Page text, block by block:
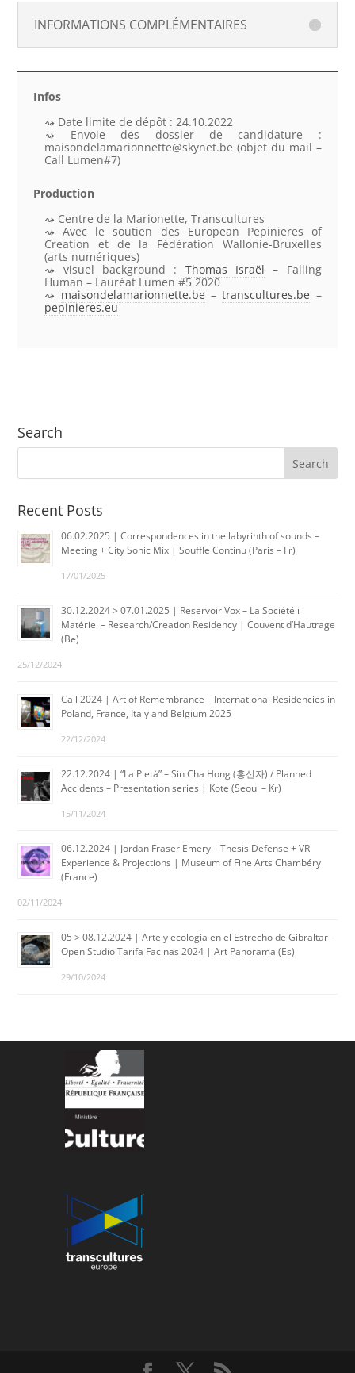
INFORMATIONS COMPLÉMENTAIRES
Infos
Date limite de dépôt : 24.10.2022
Envoie des dossier de candidature :
maisondelamarionnette@skynet.be (objet du mail –
Call Lumen#7)
Production
Centre de la Marionette, Transcultures
Avec le soutien des European Pepinieres of
Creation et de la Fédération Wallonie-Bruxelles
(arts numériques)
visuel background : Thomas Israël – Falling
Human – Lauréat Lumen #5 2020
maisondelamarionnette.be –transcultures.be –
pepinieres.eu
Search
Recent Posts
06.02.2025 | Correspondences in the labyrinth of sounds –
Meeting + City Sonic Mix | Souffle Continu (Paris – Fr)
17/01/2025
30.12.2024 > 07.01.2025 | Reservoir Vox – La Société i
Matériel – Research/Creation Residency | Couvent d’Hautrage
(Be)
25/12/2024
Call 2024 | Art of Remembrance – International Residencies in
Poland, France, Italy and Belgium 2025
22/12/2024
22.12.2024 | “La Pietà” – Sin Cha Hong (홍신자) / Planned
Accidents – Presentation series | Kote (Seoul – Kr)
15/11/2024
06.12.2024 | Jordan Fraser Emery – Thesis Defense + VR
Experience & Projections | Museum of Fine Arts Chambéry
(France)
02/11/2024
05 > 08.12.2024 | Arte y ecología en el Estrecho de Gibraltar –
Open Studio Tarifa Facinas 2024 | Art Panorama (Es)
29/10/2024